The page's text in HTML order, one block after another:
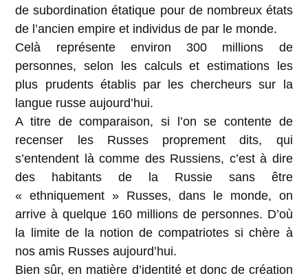
de subordination étatique pour de nombreux états
de l’ancien empire et individus de par le monde.
Celà représente environ 300 millions de
personnes, selon les calculs et estimations les
plus prudents établis par les chercheurs sur la
langue russe aujourd’hui.
A titre de comparaison, si l’on se contente de
recenser les Russes proprement dits, qui
s’entendent là comme des Russiens, c’est à dire
des habitants de la Russie sans être
« ethniquement » Russes, dans le monde, on
arrive à quelque 160 millions de personnes. D’où
la limite de la notion de compatriotes si chère à
nos amis Russes aujourd’hui.
Bien sûr, en matière d’identité et donc de création